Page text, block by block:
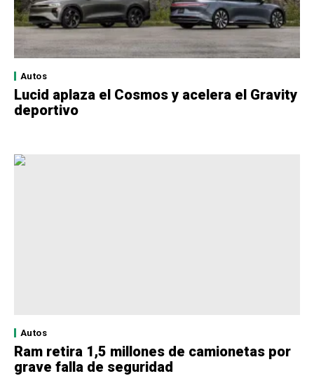
Autos
Lucid aplaza el Cosmos y acelera el Gravity
deportivo
Autos
Ram retira 1,5 millones de camionetas por
grave falla de seguridad